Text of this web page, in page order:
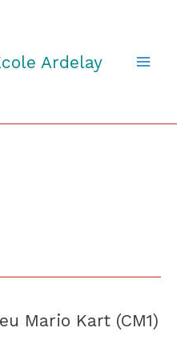
Ardelay
Mario Kart (CM1)